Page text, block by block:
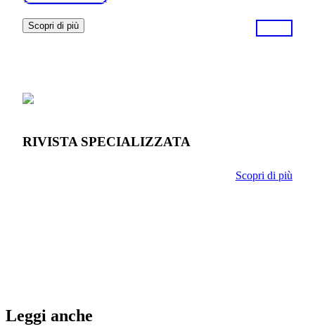
Scopri di più
RIVISTA SPECIALIZZATA
Scopri di più
Leggi anche